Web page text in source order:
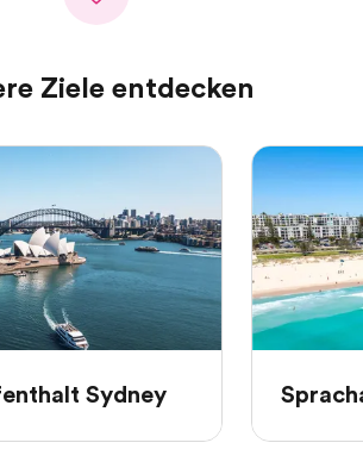
Ziele entdecken
Sydney